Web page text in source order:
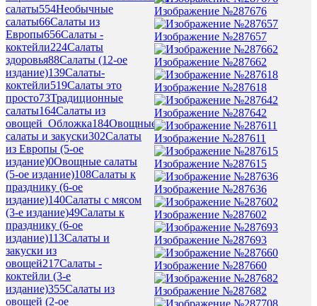
салаты554Необычные
салаты66Салаты из
Европы656Салаты -
коктейли224Салаты
здоровья88Салаты (12-ое
издание)139Салаты-
коктейли519Салаты это
просто73Традиционные
салаты164Салаты из
овощей_Обложка184Овощные
салаты и закуски302Салаты
из Европы (5-ое
издание)0Овощные салаты
(5-ое издание)108Салаты к
празднику (6-ое
издание)140Салаты с мясом
(3-е издание)49Салаты к
празднику (6-ое
издание)113Салаты и
закуски из
овощей217Салаты -
коктейли (3-е
издание)355Салаты из
овощей (2-ое
Изображение №287676
Изображение №287657
Изображение №287662
Изображение №287618
Изображение №287642
Изображение №287611
Изображение №287615
Изображение №287636
Изображение №287602
Изображение №287693
Изображение №287660
Изображение №287682